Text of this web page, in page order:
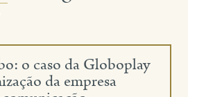
pesquisas
notícias
o caso da Globoplay
da empresa